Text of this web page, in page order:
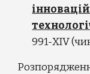
991-XIV